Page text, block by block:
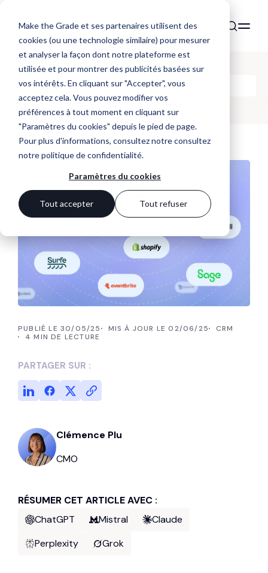
Make the Grade et ses partenaires utilisent des
cookies (ou une technologie similaire) pour mesurer
et analyser la façon dont notre plateforme est
utilisée et pour montrer des publicités basées sur
vos intérêts. En cliquant sur "Accepter", vous
acceptez cela. Vous pouvez modifier vos
préférences à tout moment en cliquant sur
"Paramètres du cookies" depuis le pied de page.
Pour plus d'informations, consultez notreconsultez
notre politique de confidentialité.
Paramètres du cookies
Tout accepter Tout refuser
Make the Noise
Tous Website Marketing HubSpot
PUBLIÉ LE 30/05/25 MIS À JOUR LE 02/06/25
CRM
4 MIN DE LECTURE
PARTAGER SUR :
Clémence Plu
CMO
RÉSUMER CET ARTICLE AVEC :
ChatGPT
Mistral
Claude
Perplexity
Grok